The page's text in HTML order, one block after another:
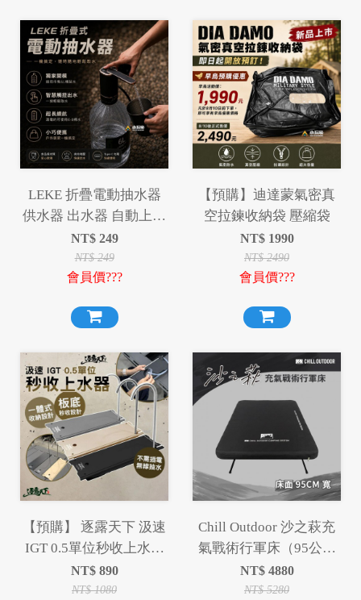
LEKE 折疊電動抽水器
供水器 出水器 自動上水
器 抽水機
NT$ 249
NT$249
會員價???
【預購】迪達蒙氣密真
空拉鍊收納袋 壓縮袋
NT$ 1990
NT$2490
會員價???
【預購】 逐露天下 汲速
IGT 0.5單位秒收上水器
半單位 抽水器
NT$ 890
NT$1080
Chill Outdoor 沙之萩充
氣戰術行軍床（95公分
寬）
NT$ 4880
NT$5280